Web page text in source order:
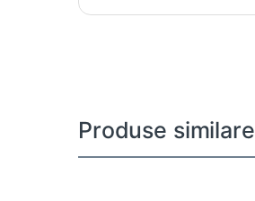
Produse similare